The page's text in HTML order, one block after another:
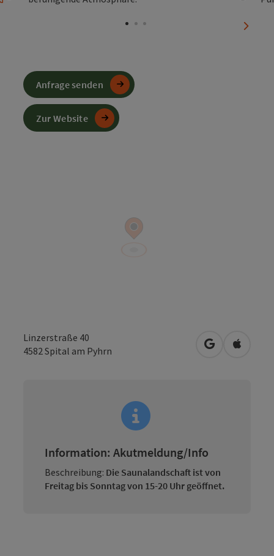
Copyright öffnen
Linzerstraße 40
4582 Spital am Pyhrn in Google
in
Information: Akutmeldung/Info
Beschreibung: Die Saunalandschaft ist von
Freitag bis Sonntag von 15-20 Uhr geöffnet.
Anfrage senden
Zur Website